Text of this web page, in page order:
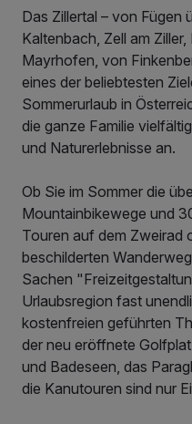
Das Zillertal – von Fügen
Kaltenbach, Zell am
Mayrhofen, von
eines der beliebtesten
Sommerurlaub in
die ganze Familie
und Naturerlebnisse an.
Ob Sie im Sommer die
Mountainbikewege und
Touren auf dem Zweirad
beschilderten
Sachen
Urlaubsregion fast
kostenfreien geführten
der neu eröffnete
und Badeseen, das
die Kanutouren sind nur